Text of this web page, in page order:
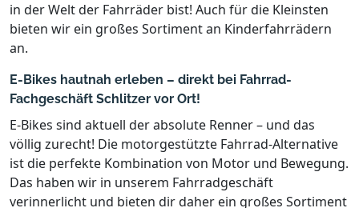
in der Welt der Fahrräder bist! Auch für die Kleinsten
bieten wir ein großes Sortiment an Kinderfahrrädern
an.
E-Bikes hautnah erleben – direkt bei Fahrrad-
Fachgeschäft Schlitzer vor Ort!
E-Bikes sind aktuell der absolute Renner – und das
völlig zurecht! Die motorgestützte Fahrrad-Alternative
ist die perfekte Kombination von Motor und Bewegung.
Das haben wir in unserem Fahrradgeschäft
verinnerlicht und bieten dir daher ein großes Sortiment